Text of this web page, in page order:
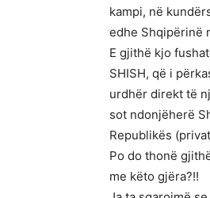
kampi, në
edhe Shqipërinë
E gjithë kjo
SHISH, që i
urdhër direkt të
sot ndonjëherë
Republikës
Po do thonë
me këto gjëra?!!